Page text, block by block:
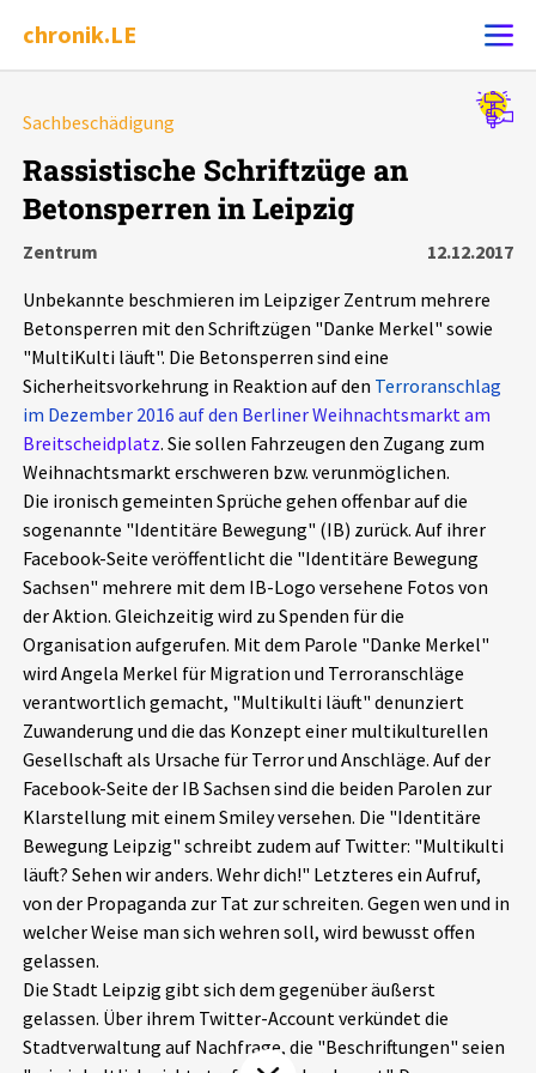
chronik.LE
Chronik
Leipziger Zustände
Schlaglichter
Phänomene
Aktuelles
Alle Beiträge
Veranstaltungen
Pressemitteilungen
Podcasts
Über uns
Projektbeschreibung
Kontakt
Unterstützer_innen
Spenden
chronik.LE in der Presse
Sachbeschädigung
Rassistische Schriftzüge an
Betonsperren in Leipzig
Zentrum
12.12.2017
Unbekannte beschmieren im Leipziger Zentrum mehrere
Betonsperren mit den Schriftzügen "Danke Merkel" sowie
"MultiKulti läuft". Die Betonsperren sind eine
Sicherheitsvorkehrung in Reaktion auf den Terroranschlag
im Dezember 2016 auf den Berliner Weihnachtsmarkt am
Breitscheidplatz. Sie sollen Fahrzeugen den Zugang zum
Weihnachtsmarkt erschweren bzw. verunmöglichen.
Die ironisch gemeinten Sprüche gehen offenbar auf die
sogenannte "Identitäre Bewegung" (IB) zurück. Auf ihrer
Facebook-Seite veröffentlicht die "Identitäre Bewegung
Sachsen" mehrere mit dem IB-Logo versehene Fotos von
der Aktion. Gleichzeitig wird zu Spenden für die
Organisation aufgerufen. Mit dem Parole "Danke Merkel"
wird Angela Merkel für Migration und Terroranschläge
verantwortlich gemacht, "Multikulti läuft" denunziert
Zuwanderung und die das Konzept einer multikulturellen
Gesellschaft als Ursache für Terror und Anschläge. Auf der
Facebook-Seite der IB Sachsen sind die beiden Parolen zur
Klarstellung mit einem Smiley versehen. Die "Identitäre
Bewegung Leipzig" schreibt zudem auf Twitter: "Multikulti
läuft? Sehen wir anders. Wehr dich!" Letzteres ein Aufruf,
von der Propaganda zur Tat zur schreiten. Gegen wen und in
welcher Weise man sich wehren soll, wird bewusst offen
gelassen.
Die Stadt Leipzig gibt sich dem gegenüber äußerst
gelassen. Über ihrem Twitter-Account verkündet die
Stadtverwaltung auf Nachfrage, die "Beschriftungen" seien
Alle Ereignisse
Ereignisse
Ereignisse Statistik